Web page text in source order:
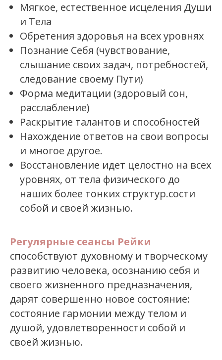
Мягкое, естественное исцеления Души
и Тела
Обретения здоровья на всех уровнях
Познание Себя (чувствование,
слышание своих задач, потребностей,
следование своему Пути)
Форма медитации (здоровый сон,
расслабление)
Раскрытие талантов и способностей
Нахождение ответов на свои вопросы
и многое другое.
Восстановление идет целостно на всех
уровнях, от тела физического до
наших более тонких структур.сости
собой и своей жизнью.
Регулярные сеансы Рейки
способствуют духовному и творческому
развитию человека, осознанию себя и
своего жизненного предназначения,
дарят совершенно новое состояние:
состояние гармонии между телом и
душой, удовлетворенности собой и
своей жизнью.